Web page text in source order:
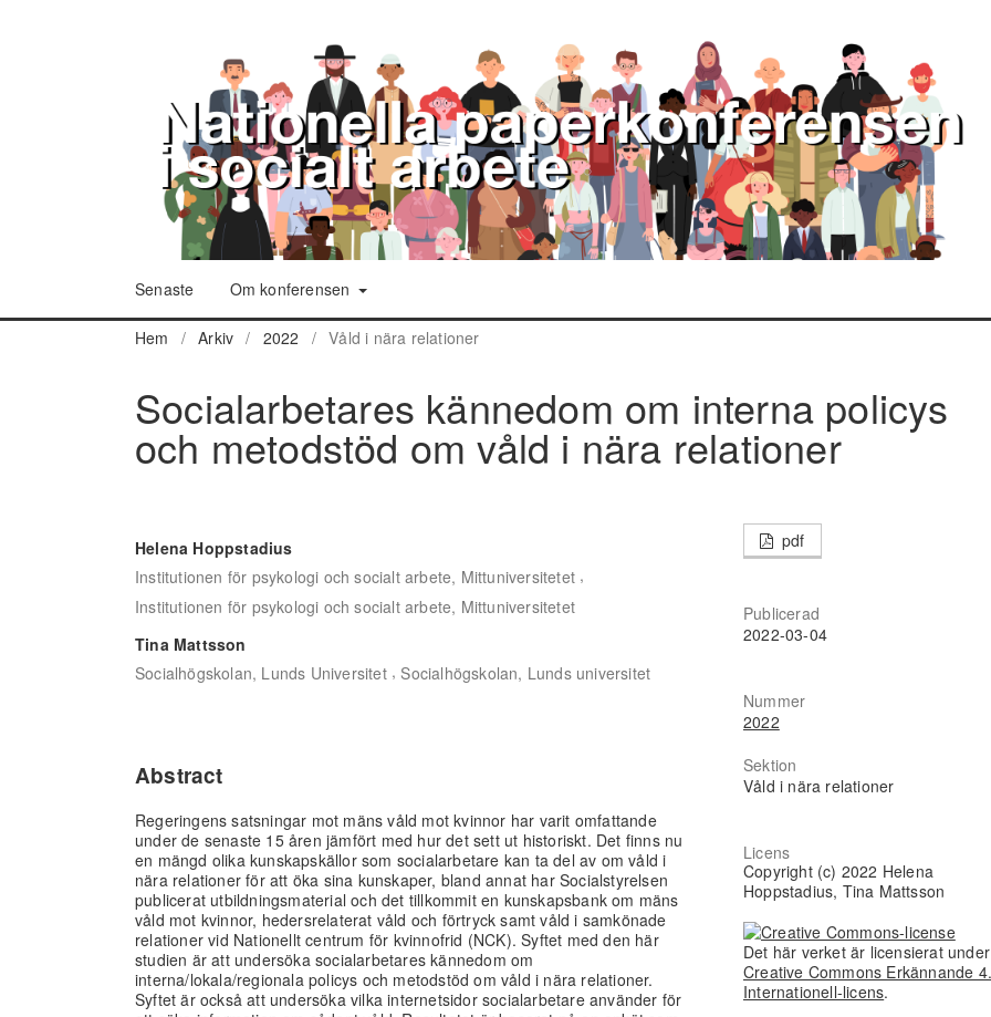
Senaste Om konferensen
Hem / Arkiv / 2022 / Våld i nära relationer
Socialarbetares kännedom om interna policys
och metodstöd om våld i nära relationer
Helena Hoppstadius
Institutionen för psykologi och socialt arbete, Mittuniversitetet ,
Institutionen för psykologi och socialt arbete, Mittuniversitetet
Tina Mattsson
Socialhögskolan, Lunds Universitet, Socialhögskolan, Lunds universitet
Abstract
Regeringens satsningar mot mäns våld mot kvinnor har varit omfattande
under de senaste 15 åren jämfört med hur det sett ut historiskt. Det finns nu
en mängd olika kunskapskällor som socialarbetare kan ta del av om våld i
nära relationer för att öka sina kunskaper, bland annat har Socialstyrelsen
publicerat utbildningsmaterial och det tillkommit en kunskapsbank om mäns
våld mot kvinnor, hedersrelaterat våld och förtryck samt våld i samkönade
relationer vid Nationellt centrum för kvinnofrid (NCK). Syftet med den här
studien är att undersöka socialarbetares kännedom om
interna/lokala/regionala policys och metodstöd om våld i nära relationer.
Syftet är också att undersöka vilka internetsidor socialarbetare använder för
pdf
Publicerad
2022-03-04
Nummer
2022
Sektion
Våld i nära relationer
Licens
Copyright (c) 2022 Helena
Hoppstadius, Tina Mattsson
Det här verket är licensierat
Creative Commons Erkännande
Internationell-licens.